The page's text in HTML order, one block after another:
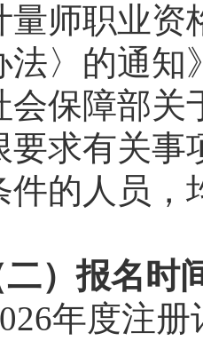
量师职业
法〉的通知
会保障部关
要求有关事
件的人员，
报名时
年度注